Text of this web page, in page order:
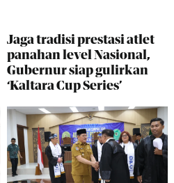
Jaga tradisi prestasi atlet
panahan level Nasional,
Gubernur siap gulirkan
‘Kaltara Cup Series’